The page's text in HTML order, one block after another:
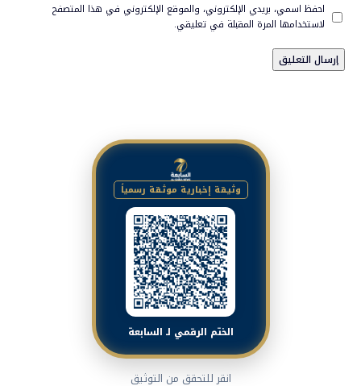
احفظ اسمي، بريدي الإلكتروني، والموقع الإلكتروني في هذا المتصفح
لاستخدامها المرة المقبلة في تعليقي.
وثيقة إخبارية موثقة رسمياً
الختم الرقمي لـ السابعة
انقر للتحقق من التوثيق